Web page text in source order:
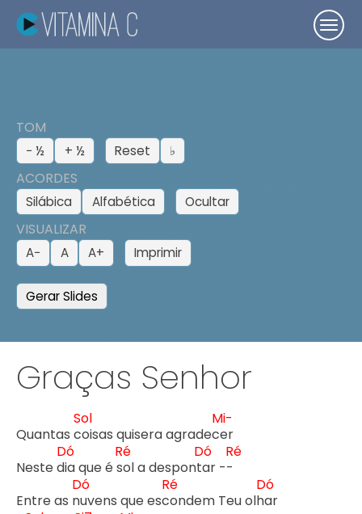
TOM
− ½ + ½ Reset ♭
ACORDES
Silábica Alfabética Ocultar
VISUALIZAR
A− A A+ Imprimir
Gerar Slides
Graças Senhor
Quantas c
Sol
oisas quisera agradec
Mi-
er
Neste d
Dó
ia que é s
Ré
ol a despont
Dó
ar --
Ré
Entre as n
Dó
uvens que esc
Ré
ondem Teu olh
Dó
ar